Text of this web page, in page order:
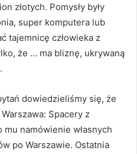
złotych. Pomysły były
super komputera lub
tajemnicę człowieka z
że … ma bliznę, ukrywaną
dowiedzieliśmy się, że
Spacery z
mu namówienie własnych
po Warszawie. Ostatnia